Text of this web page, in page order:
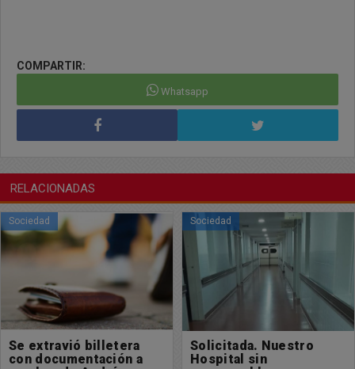
COMPARTIR:
Whatsapp
RELACIONADAS
Sociedad
Solicitada. Nuestro
Hospital sin
Sociedad
Corte de agua corriente
17/04/2026 16:54